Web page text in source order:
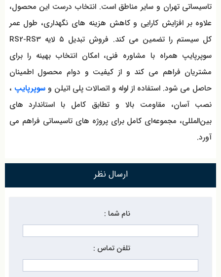
تاسیساتی تهران و سایر مناطق است. انتخاب درست این محصول،
علاوه بر افزایش کارایی و کاهش هزینه‌ های نگهداری، طول عمر
کل سیستم را تضمین می کند. فروش تبدیل ۵ لایه RS2-RS3
سوپرپایپ همراه با مشاوره فنی، امکان انتخاب بهینه را برای
مشتریان فراهم می کند و از کیفیت و دوام محصول اطمینان
حاصل می شود. استفاده از لوله و اتصالات پلی اتیلن وسوپرپایپ ،
نصب آسان، مقاومت بالا و تطابق کامل با استاندارد های
بین‌المللی، مجموعه‌ای کامل برای پروژه‌ های تاسیساتی فراهم می
آورد.
ارسال نظر
نام شما :
تلفن تماس :